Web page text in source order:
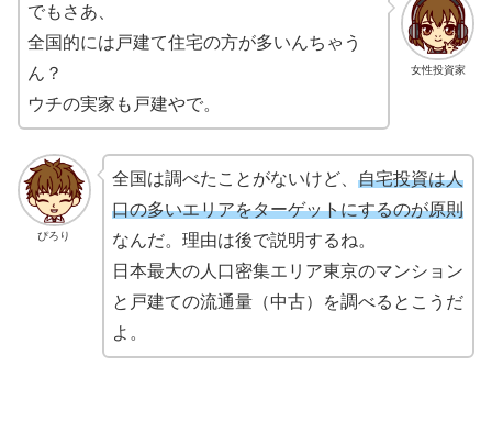
女性投資家
でもさあ、
全国的には戸建て住宅の方が多いんちゃう
ん？
ウチの実家も戸建やで。
ぴろり
全国は調べたことがないけど、 自宅投資は人
口の多いエリアをターゲットにするのが原則
なんだ。理由は後で説明するね。
日本最大の人口密集エリア東京のマンション
と戸建ての流通量（中古）を調べるとこうだ
よ。